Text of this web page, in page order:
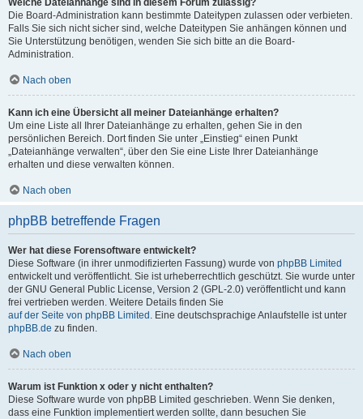
Welche Dateianhänge sind in diesem Forum zulässig?
Die Board-Administration kann bestimmte Dateitypen zulassen oder verbieten.
Falls Sie sich nicht sicher sind, welche Dateitypen Sie anhängen können und
Sie Unterstützung benötigen, wenden Sie sich bitte an die Board-
Administration.
Nach oben
Kann ich eine Übersicht all meiner Dateianhänge erhalten?
Um eine Liste all Ihrer Dateianhänge zu erhalten, gehen Sie in den
persönlichen Bereich. Dort finden Sie unter „Einstieg“ einen Punkt
„Dateianhänge verwalten“, über den Sie eine Liste Ihrer Dateianhänge
erhalten und diese verwalten können.
Nach oben
phpBB betreffende Fragen
Wer hat diese Forensoftware entwickelt?
Diese Software (in ihrer unmodifizierten Fassung) wurde von phpBB Limited
entwickelt und veröffentlicht. Sie ist urheberrechtlich geschützt. Sie wurde unter
der GNU General Public License, Version 2 (GPL-2.0) veröffentlicht und kann
frei vertrieben werden. Weitere Details finden Sie
auf der Seite von phpBB Limited . Eine deutschsprachige Anlaufstelle ist unter
phpBB.de zu finden.
Nach oben
Warum ist Funktion x oder y nicht enthalten?
Diese Software wurde von phpBB Limited geschrieben. Wenn Sie denken,
dass eine Funktion implementiert werden sollte, dann besuchen Sie